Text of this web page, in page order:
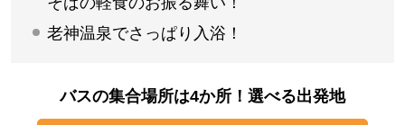
老神温泉でさっぱり入浴！
バスの集合場所は4か所！選べる出発地